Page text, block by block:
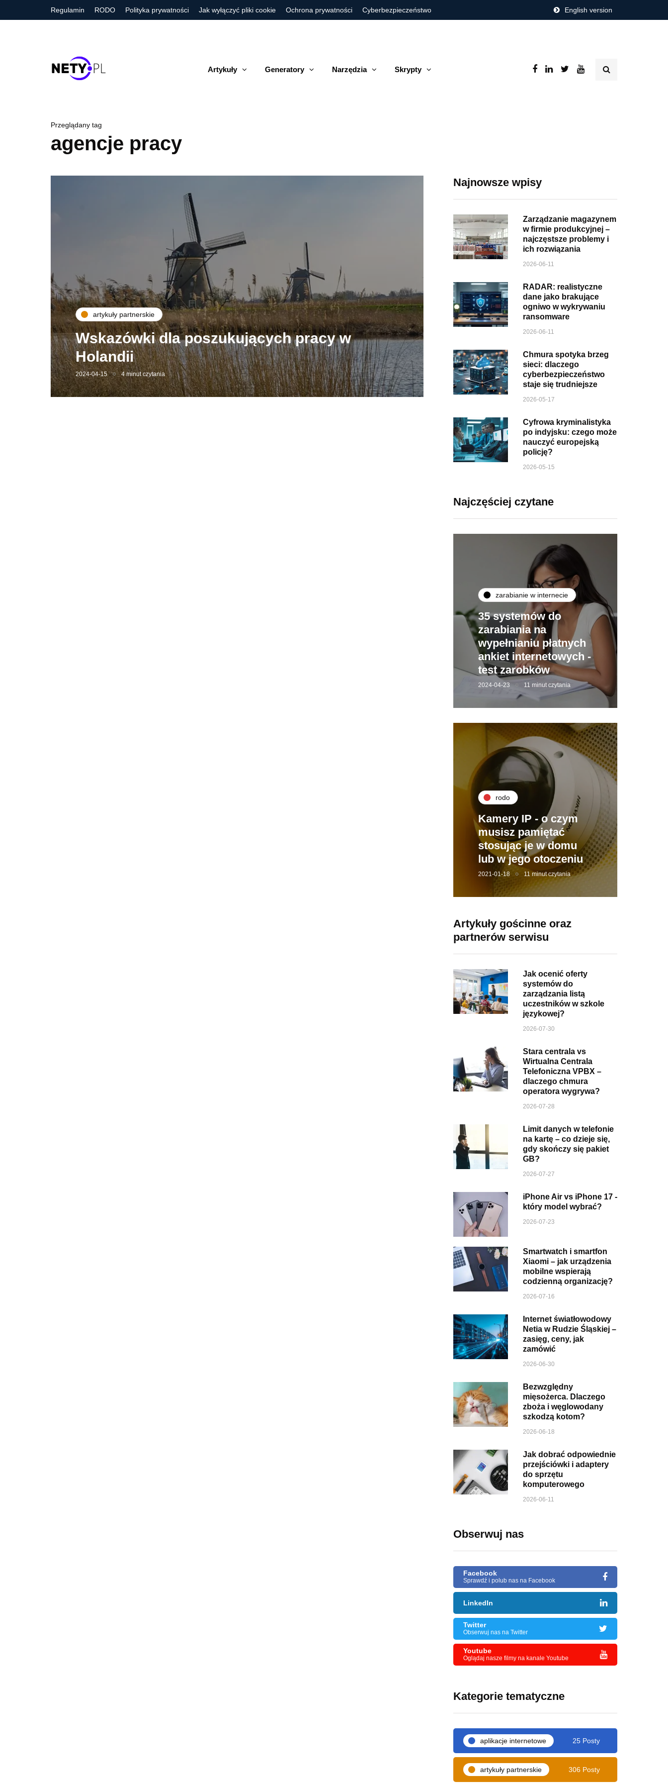
Regulamin RODO Polityka prywatności Jak wyłączyć pliki cookie Ochrona prywatności Cyberbezpieczeństwo English version
Artykuły Generatory Narzędzia Skrypty
Przeglądany tag
agencje pracy
artykuły partnerskie
Wskazówki dla poszukujących pracy w
Holandii
2024-04-15 4 minut czytania
Najnowsze wpisy
Zarządzanie magazynem
w firmie produkcyjnej –
najczęstsze problemy i
ich rozwiązania
2026-06-11
RADAR: realistyczne
dane jako brakujące
ogniwo w wykrywaniu
ransomware
2026-06-11
Chmura spotyka brzeg
sieci: dlaczego
cyberbezpieczeństwo
staje się trudniejsze
2026-05-17
Cyfrowa kryminalistyka
po indyjsku: czego może
nauczyć europejską
policję?
2026-05-15
Najczęściej czytane
zarabianie w internecie
35 systemów do
zarabiania na
wypełnianiu płatnych
ankiet internetowych -
test zarobków
2024-04-23 11 minut czytania
rodo
Kamery IP - o czym
musisz pamiętać
stosując je w domu
lub w jego otoczeniu
2021-01-18 11 minut czytania
Artykuły gościnne oraz
partnerów serwisu
Jak ocenić oferty
systemów do
zarządzania listą
uczestników w szkole
językowej?
2026-07-30
Stara centrala vs
Wirtualna Centrala
Telefoniczna VPBX –
dlaczego chmura
operatora wygrywa?
2026-07-28
Limit danych w telefonie
na kartę – co dzieje się,
gdy skończy się pakiet
GB?
2026-07-27
iPhone Air vs iPhone 17 -
który model wybrać?
2026-07-23
Smartwatch i smartfon
Xiaomi – jak urządzenia
mobilne wspierają
codzienną organizację?
2026-07-16
Internet światłowodowy
Netia w Rudzie Śląskiej –
zasięg, ceny, jak
zamówić
2026-06-30
Bezwzględny
mięsożerca. Dlaczego
zboża i węglowodany
szkodzą kotom?
2026-06-18
Jak dobrać odpowiednie
przejściówki i adaptery
do sprzętu
komputerowego
2026-06-11
Obserwuj nas
Facebook
Sprawdź i polub nas na Facebook
LinkedIn
Twitter
Obserwuj nas na Twitter
Youtube
Oglądaj nasze filmy na kanale Youtube
Kategorie tematyczne
aplikacje internetowe 25 Posty
artykuły partnerskie 306 Posty